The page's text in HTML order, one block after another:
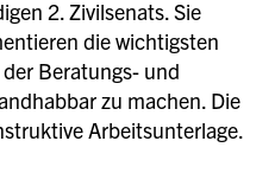
2. Zivilsenats. Sie
die wichtigsten
Beratungs- und
zu machen. Die
Arbeitsunterlage.